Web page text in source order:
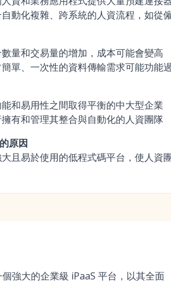
動化複雜、跨系統的人資流程，如從
量和交易量的增加，成本可能會變高
單、一次性的資料傳輸需求可能功能
和易用性之間取得平衡的中大型企業
有和管理其整合與自動化的人資團隊
原因
且易於使用的低程式碼平台，使人資
強大的企業級 iPaaS 平台，以其全面